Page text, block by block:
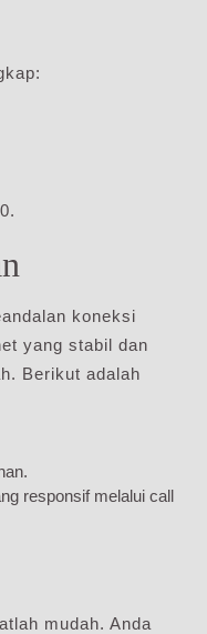
koneksi
yang stabil dan
Berikut adalah
responsif melalui call
mudah. Anda